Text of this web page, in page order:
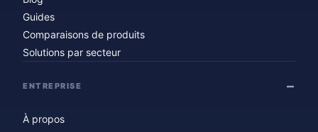
Guides
Comparaisons de produits
Solutions par secteur
ENTREPRISE
À propos